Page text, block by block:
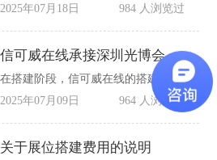
2025年07月18日
984 人浏览过
信可威在线承接深圳光博会展台搭建
在搭建阶段，信可威在线的搭建团队会严格按照设计方案进行施工，确保每一个细节都符合设计要求。从材料的选择到施工工艺的把控，都遵循严格的质量标准，确保展台的稳固性和安全性。
2025年07月09日
964 人浏览过
关于展位搭建费用的说明